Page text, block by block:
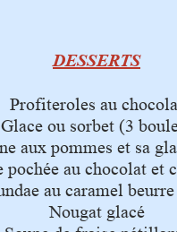
DESSERTS
Profiteroles au
Glace ou sorbet (3
aux pommes et sa
pochée au chocolat et
au caramel
Nougat glacé